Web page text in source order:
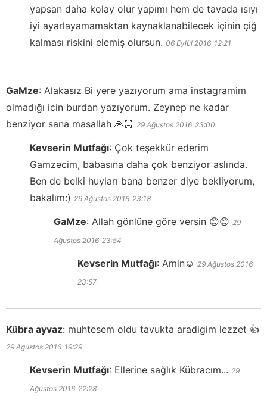
yapsan daha kolay olur yapımı hem de tavada ısıyı
iyi ayarlayamamaktan kaynaklanabilecek içinin çiğ
kalması riskini elemiş olursun. 06 Eylül 2016 12:21
GaMze: Alakasız Bi yere yazıyorum ama instagramim
olmadığı icin burdan yazıyorum. Zeynep ne kadar
benziyor sana masallah 🙏🏻 29 Ağustos 2016 23:00
Kevserin Mutfağı: Çok teşekkür ederim
Gamzecim, babasına daha çok benziyor aslında.
Ben de belki huyları bana benzer diye bekliyorum,
bakalım:) 29 Ağustos 2016 23:18
GaMze: Allah gönlüne göre versin 😊😊 29
Ağustos 2016 23:54
Kevserin Mutfağı: Amin☺️ 29 Ağustos 2016
23:57
Kübra ayvaz: muhtesem oldu tavukta aradigim lezzet 👍
29 Ağustos 2016 19:29
Kevserin Mutfağı: Ellerine sağlık Kübracım... 29
Ağustos 2016 22:28